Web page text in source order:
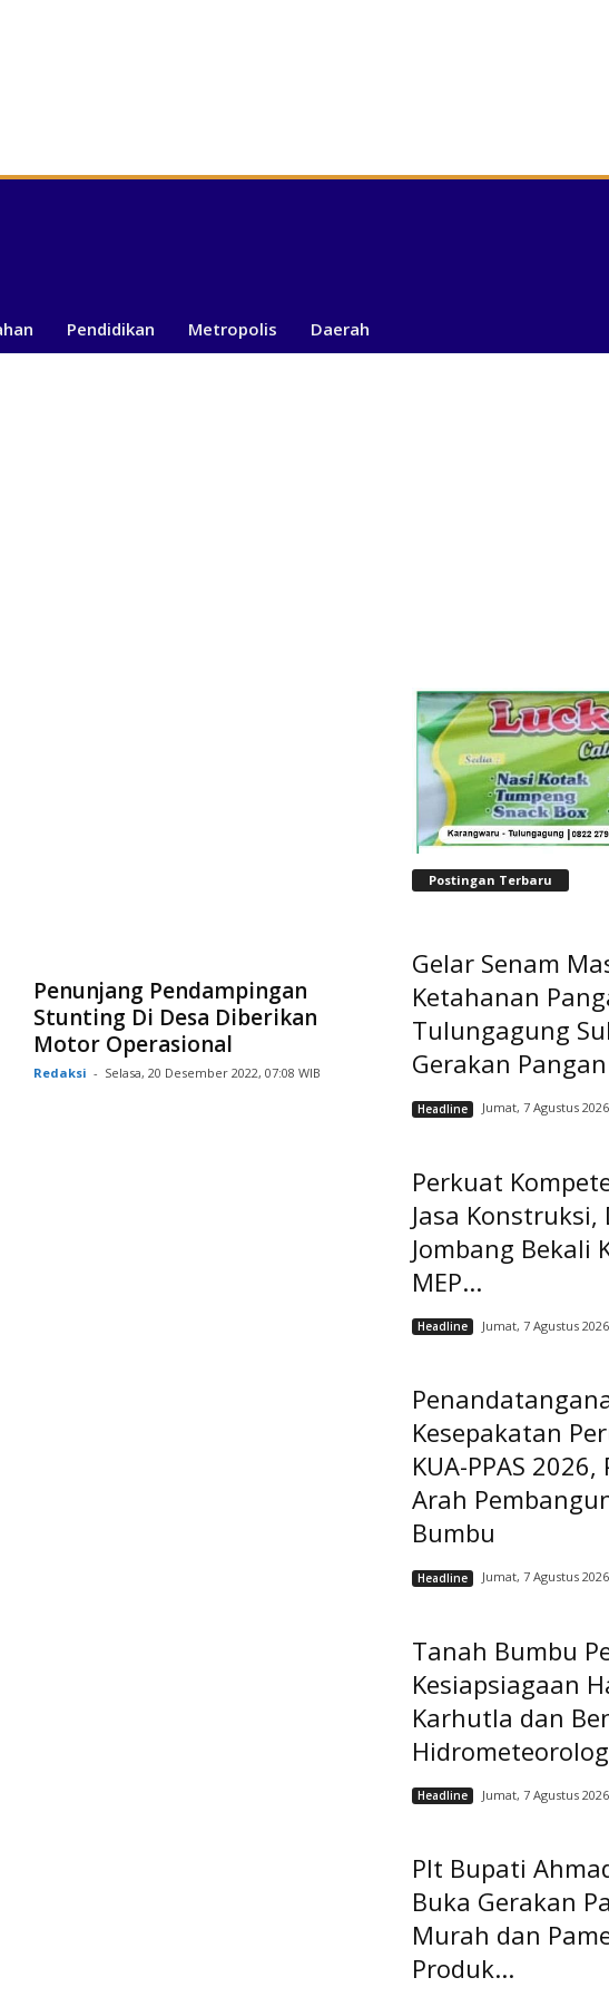
Pendidikan Metropolis Daerah
Penunjang Pendampingan
Stunting Di Desa Diberikan
Motor Operasional
Redaksi - Selasa, 20 Desember 2022, 07:08 WIB
Postingan Terbaru
Gelar Senam
Ketahanan
Tulungagung
Gerakan
Headline Jumat, 7 Agustus
Perkuat
Jasa Konstruksi,
Jombang Bekali
MEP...
Headline Jumat, 7 Agustus
Kesepakatan
KUA-PPAS
Arah
Bumbu
Headline Jumat, 7 Agustus
Tanah Bumbu
Kesiapsiagaan
Karhutla dan
Headline Jumat, 7 Agustus
Plt Bupati
Buka Gerakan
Murah dan
Produk...